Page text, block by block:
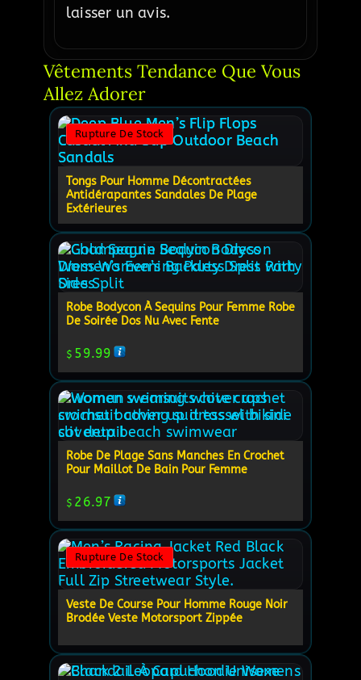
laisser un avis.
Vêtements Tendance Que Vous
Allez Adorer
Rupture De Stock
Tongs Pour Homme Décontractées
Antidérapantes Sandales De Plage
Extérieures
Robe Bodycon À Sequins Pour Femme Robe
De Soirée Dos Nu Avec Fente
$ 59.99
Robe De Plage Sans Manches En Crochet
Pour Maillot De Bain Pour Femme
$ 26.97
Rupture De Stock
Veste De Course Pour Homme Rouge Noir
Brodée Veste Motorsport Zippée